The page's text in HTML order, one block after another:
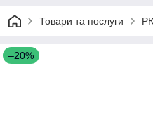
Товари та послуги
–20%